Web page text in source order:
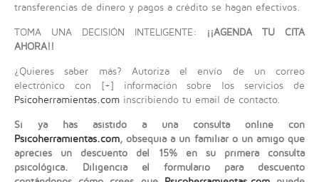
transferencias de dinero y pagos a crédito se hagan efectivos.
TOMA UNA DECISIÓN INTELIGENTE:
¡¡AGENDA TU CITA
AHORA!!
¿Quieres saber más? Autoriza el envío de un correo
electrónico con [+] información sobre los servicios de
Psicoherramientas.com inscribiendo tu email de contacto.
Si ya has asistido a una consulta online con
Psicoherramientas.com, obsequia a un familiar o un amigo que
aprecies un descuento del 15% en su primera consulta
psicológica. Diligencia el formulario para descuento